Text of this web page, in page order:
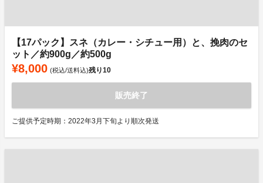
【17パック】スネ（カレー・シチュー用）と、挽肉のセ
ット／約900g／約500g
¥8,000 (税込/送料込)残り10
販売終了
ご提供予定時期：2022年3月下旬より順次発送